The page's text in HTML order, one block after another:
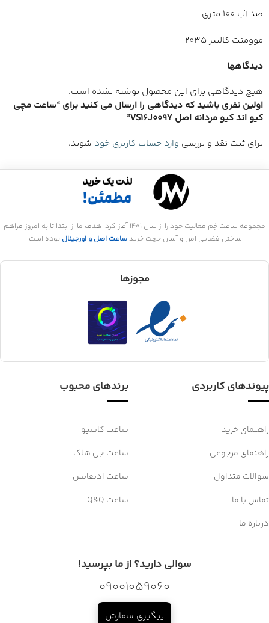
ضد آب 100 متری
موومنت کالیبر 2035
دیدگاهها
هیچ دیدگاهی برای این محصول نوشته نشده است.
اولین نفری باشید که دیدگاهی را ارسال می کنید برای “ساعت مچی
کیو اند کیو مردانه اصل VS16J009Y”
برای ثبت نقد و بررسی وارد حساب کاربری خود شوید.
مجموعه ساعت جَم فعالیت خود را از سال 1401 آغاز کرد. هدف ما از ابتدا تا به امروز فراهم
ساختن فضایی امن و آسان جهت خرید ساعت اصل و اورجینال بوده است.
مجوزها
پیوندهای کاربردی
راهنمای خرید
راهنمای مرجوعی
سوالات متداول
تماس با ما
درباره ما
برندهای محبوب
ساعت کاسیو
ساعت جی شاک
ساعت ادیفایس
ساعت Q&Q
سوالی دارید؟ از ما بپرسید!
09001059060
پیگیری سفارش